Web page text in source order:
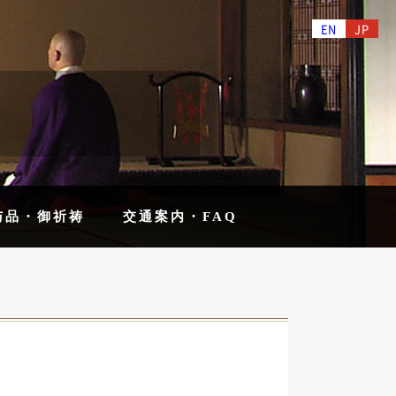
EN JP
品・御祈祷 交通案内・FAQ